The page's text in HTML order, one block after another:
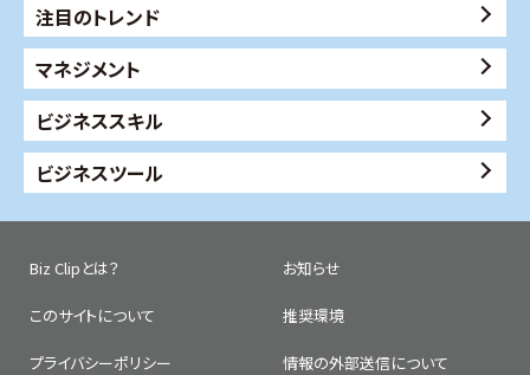
注目のトレンド
マネジメント
ビジネススキル
ビジネスツール
Biz Clipとは？ お知らせ
このサイトについて 推奨環境
プライバシーポリシー 情報の外部送信について